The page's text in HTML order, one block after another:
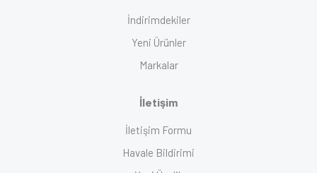
İndirimdekiler
Yeni Ürünler
Markalar
İletişim
İletişim Formu
Havale Bildirimi